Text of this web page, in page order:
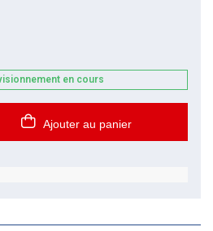
en cours
Ajouter au panier